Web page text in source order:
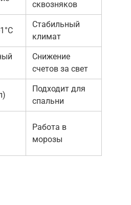
сквозняков
Стабильный
климат
Снижение
счетов за свет
Подходит для
спальни
Работа в
морозы